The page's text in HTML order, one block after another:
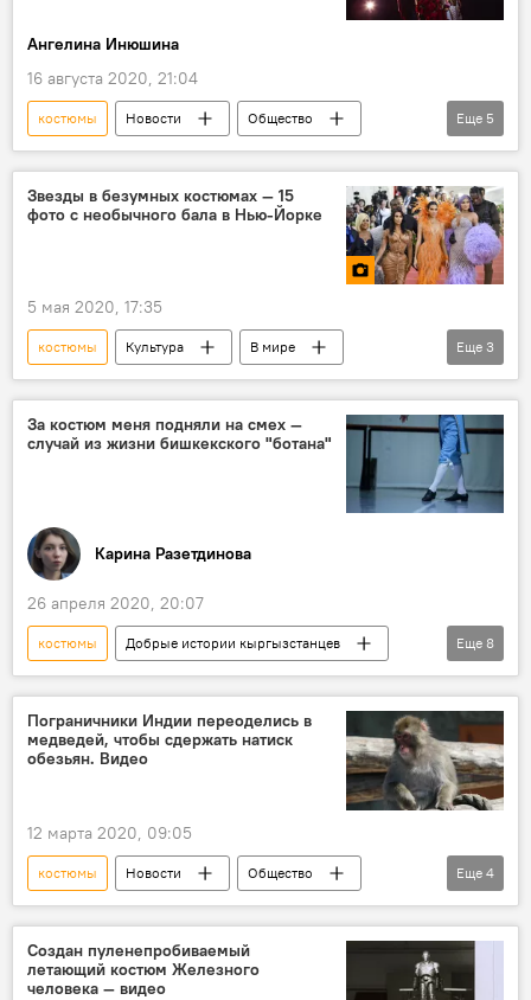
Ангелина Инюшина
16 августа 2020, 21:04
костюмы Новости
Общество
Кыргызстан
Культура
хобби
фестиваль
Еще 5
Звезды в безумных костюмах — 15
фото с необычного бала в Нью-Йорке
5 мая 2020, 17:35
костюмы Культура
В мире
фото
Мультимедиа
США
звезда
Еще 3
За костюм меня подняли на смех —
случай из жизни бишкекского "ботана"
Карина Разетдинова
26 апреля 2020, 20:07
костюмы
Добрые истории кыргызстанцев
Общество
Кыргызстан
Бишкек
школа
отношения
конкурс
театр
образ
Еще 8
Пограничники Индии переоделись в
медведей, чтобы сдержать натиск
обезьян. Видео
12 марта 2020, 09:05
костюмы Новости
Общество
В мире
Индия
Пограничник
Еще 4
Создан пуленепробиваемый
летающий костюм Железного
человека — видео